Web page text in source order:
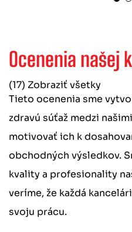
Ocenenia našej
(17) Zobraziť všetky
Tieto ocenenia sme
zdravú súťaž medzi
motivovať ich k
obchodných výsledkov.
kvality a profesionality
veríme, že každá
svoju prácu.